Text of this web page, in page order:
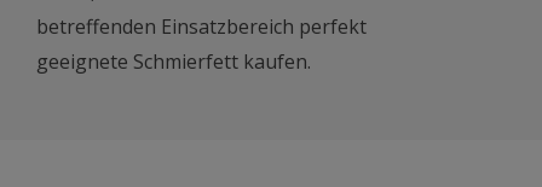
betreffenden Einsatzbereich perfekt
geeignete Schmierfett kaufen.